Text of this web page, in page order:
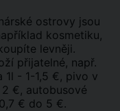
ostrovy jsou
kosmetiku,
levněji.
přijatelné, např.
1l - 1-1,5 €, pivo v
€, autobusové
€ do 5 €.